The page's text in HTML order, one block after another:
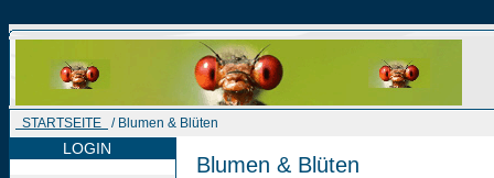
STARTSEITE / Blumen & Blüten
LOGIN
Blumen & Blüten